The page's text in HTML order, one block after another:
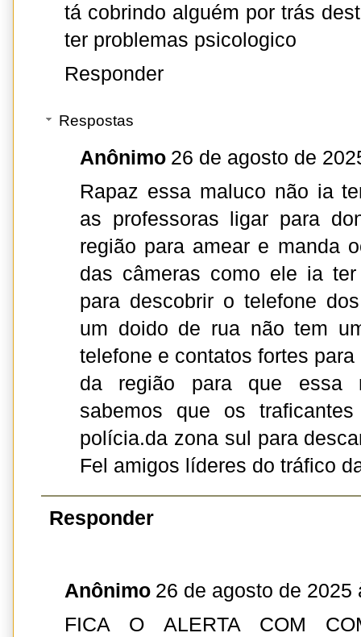
tá cobrindo alguém por trás
ter problemas psicologico
Responder
Respostas
Anônimo 26 de agosto de
Rapaz essa maluco não ia
as professoras ligar para
região para amear e manda
das câmeras como ele ia
para descobrir o telefone
um doido de rua não tem
telefone e contatos fortes
da região para que essa
sabemos que os
polícia.da zona sul para
Fel amigos líderes do tráfico
Responder
Anônimo 26 de agosto de 2025
FICA O ALERTA COM